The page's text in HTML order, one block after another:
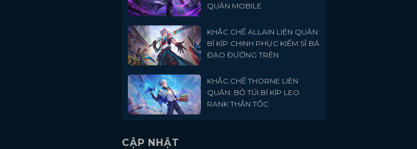
QUÂN MOBILE
KHẮC CHẾ ALLAIN LIÊN QUÂN:
BÍ KÍP CHINH PHỤC KIẾM SĨ BÁ
ĐẠO ĐƯỜNG TRÊN
KHẮC CHẾ THORNE LIÊN
QUÂN: BỎ TÚI BÍ KÍP LEO
RANK THẦN TỐC
CẬP NHẬT